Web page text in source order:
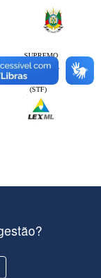
SUPREMO
TRIBUNAL
FEDERAL
(STF)